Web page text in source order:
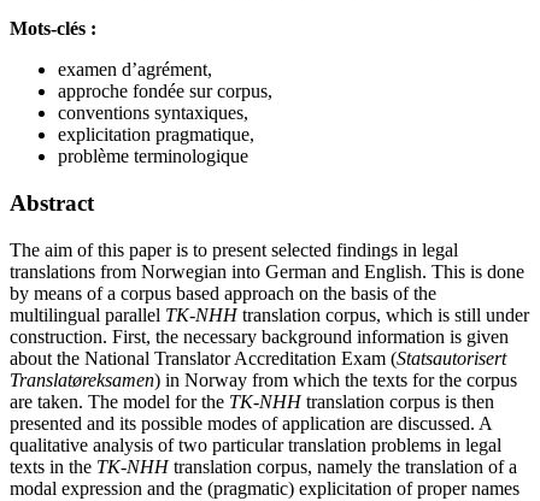
Mots-clés :
examen d’agrément,
approche fondée sur corpus,
conventions syntaxiques,
explicitation pragmatique,
problème terminologique
Abstract
The aim of this paper is to present selected findings in legal
translations from Norwegian into German and English. This is done
by means of a corpus based approach on the basis of the
multilingual parallel TK-NHHtranslation corpus, which is still under
construction. First, the necessary background information is given
about the National Translator Accreditation Exam (Statsautorisert
Translatøreksamen) in Norway from which the texts for the corpus
are taken. The model for the TK-NHHtranslation corpus is then
presented and its possible modes of application are discussed. A
qualitative analysis of two particular translation problems in legal
texts in the TK-NHHtranslation corpus, namely the translation of a
modal expression and the (pragmatic) explicitation of proper names